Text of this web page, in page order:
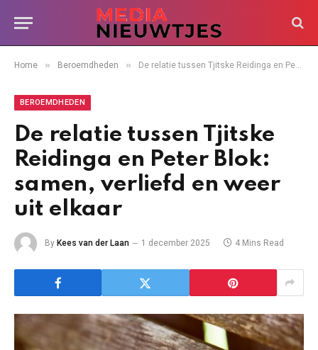
Home » Beroemdheden » De relatie tussen Tjitske Reidinga en Peter Blok: samen, verliefd en weer uit elkaar
BEROEMDHEDEN
De relatie tussen Tjitske
Reidinga en Peter Blok:
samen, verliefd en weer
uit elkaar
By Kees van der Laan 1 december 2025 4 Mins Read